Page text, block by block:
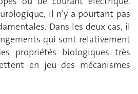
il n’y a pourtant pas
Dans les deux cas, il
qui sont relativement
propriétés biologiques très
en jeu des mécanismes